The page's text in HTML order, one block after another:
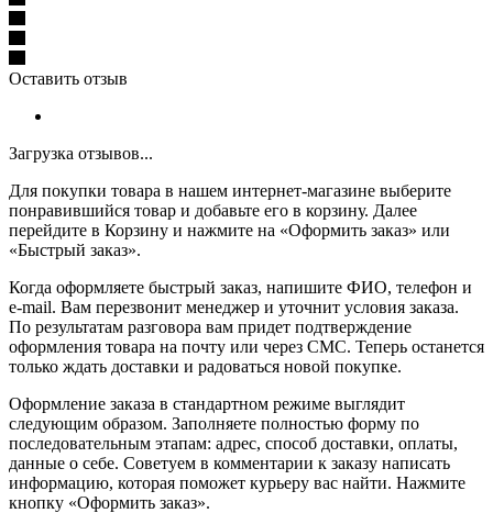
Оставить отзыв
Загрузка отзывов...
Для покупки товара в нашем интернет-магазине выберите
понравившийся товар и добавьте его в корзину. Далее
перейдите в Корзину и нажмите на «Оформить заказ» или
«Быстрый заказ».
Когда оформляете быстрый заказ, напишите ФИО, телефон и
e-mail. Вам перезвонит менеджер и уточнит условия заказа.
По результатам разговора вам придет подтверждение
оформления товара на почту или через СМС. Теперь останется
только ждать доставки и радоваться новой покупке.
Оформление заказа в стандартном режиме выглядит
следующим образом. Заполняете полностью форму по
последовательным этапам: адрес, способ доставки, оплаты,
данные о себе. Советуем в комментарии к заказу написать
информацию, которая поможет курьеру вас найти. Нажмите
кнопку «Оформить заказ».